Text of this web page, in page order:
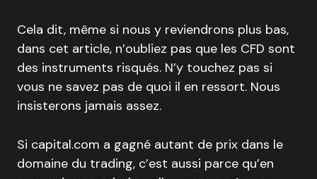
Cela dit, même si nous y reviendrons plus bas,
dans cet article, n’oubliez pas que les CFD sont
des instruments risqués. N’y touchez pas si
vous ne savez pas de quoi il en ressort. Nous
insisterons jamais assez.
Si capital.com a gagné autant de prix dans le
domaine du trading, c’est aussi parce qu’en